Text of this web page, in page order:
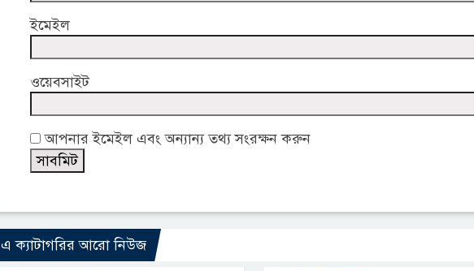
ইমেইল
ওয়েবসাইট
আপনার ইমেইল এবং অন্যান্য তথ্য সংরক্ষন করুন
এ ক্যাটাগরির আরো নিউজ